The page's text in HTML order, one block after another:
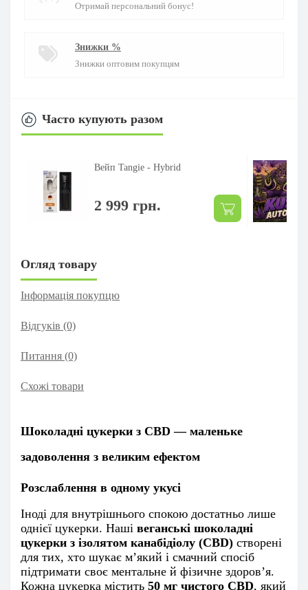
Отримай персональний бонус!
Знижки %
Знижки оптовим покупцям
Часто купують разом
Вейп Tangie - Hybrid
2 999 грн.
Огляд товару
Інформація покупцю
Відгуків (0)
Питання (0)
Схожі товари
Шоколадні цукерки з CBD — маленьке
задоволення з великим ефектом
Розслаблення в одному укусі
Іноді для внутрішнього спокою достатньо лише
однієї цукерки. Наші веганські шоколадні
цукерки з ізолятом канабідіолу (CBD) створені
для тих, хто шукає м’який і смачний спосіб
підтримати своє ментальне й фізичне здоров’я.
Кожна цукерка містить 50 мг чистого CBD, який